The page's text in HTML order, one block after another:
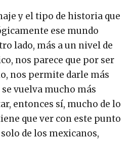
y el tipo de historia que
ese mundo
lado, más a un nivel de
nos parece que por ser
nos permite darle más
vuelva mucho más
entonces sí, mucho de lo
que ver con este punto
de los mexicanos,